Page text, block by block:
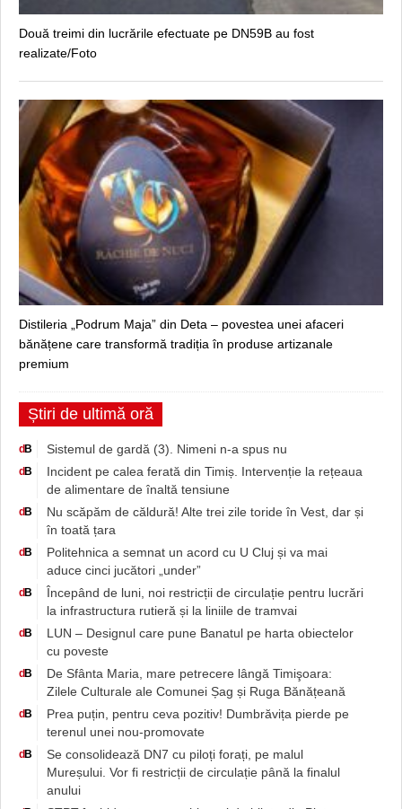
Două treimi din lucrările efectuate pe DN59B au fost
realizate/Foto
Distileria „Podrum Maja” din Deta – povestea unei afaceri
bănățene care transformă tradiția în produse artizanale
premium
Știri de ultimă oră
d B Sistemul de gardă (3). Nimeni n-a spus nu
d B
Incident pe calea ferată din Timiș. Intervenție la rețeaua
de alimentare de înaltă tensiune
d B
Nu scăpăm de căldură! Alte trei zile toride în Vest, dar și
în toată țara
d B
Politehnica a semnat un acord cu U Cluj și va mai
aduce cinci jucători „under”
d B
Începând de luni, noi restricții de circulație pentru lucrări
la infrastructura rutieră și la liniile de tramvai
d B
LUN – Designul care pune Banatul pe harta obiectelor
cu poveste
d B
De Sfânta Maria, mare petrecere lângă Timişoara:
Zilele Culturale ale Comunei Șag și Ruga Bănățeană
d B
Prea puțin, pentru ceva pozitiv! Dumbrăvița pierde pe
terenul unei nou-promovate
d B
Se consolidează DN7 cu piloți forați, pe malul
Mureșului. Vor fi restricții de circulație până la finalul
anului